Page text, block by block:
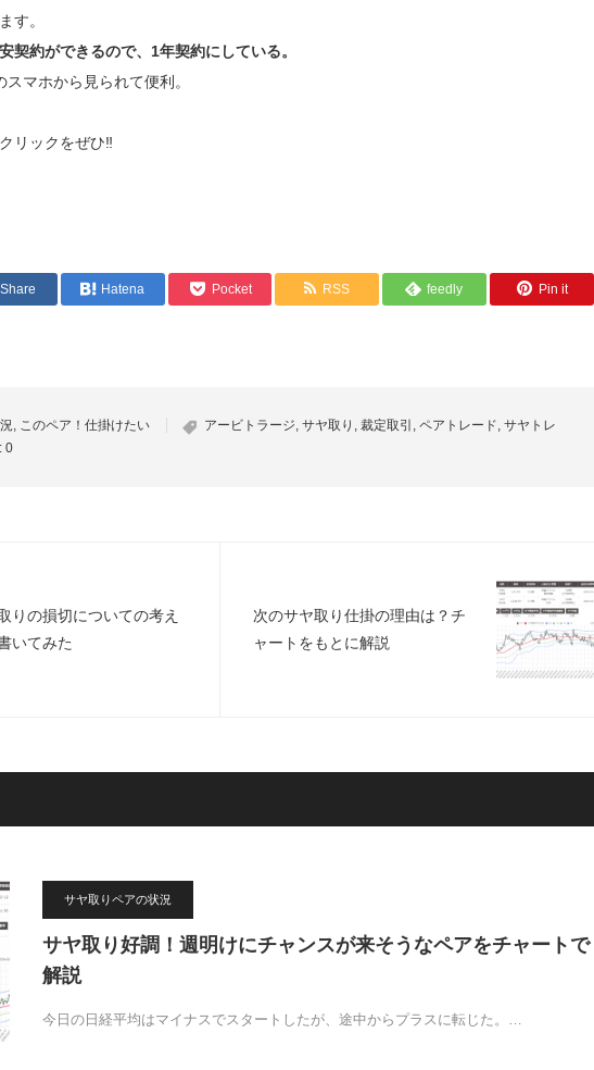
す。
契約ができるので、1年契約にしている。
マホから見られて便利。
リックをぜひ‼
Share Hatena Pocket RSS feedly Pin it
このペア！仕掛けたい アービトラージ サヤ取り 裁定取引 ペアトレード サヤトレ
0
りの損切についての考え
いてみた
次のサヤ取り仕掛の理由は？チ
ャートをもとに解説
サヤ取りペアの状況
サヤ取り好調！週明けにチャンスが来そうなペアをチャートで
解説
今日の日経平均はマイナスでスタートしたが、途中からプラスに転じた。…